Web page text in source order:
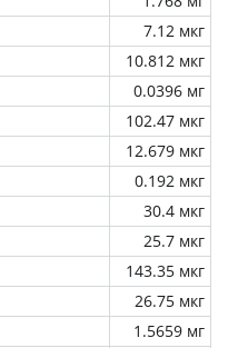
7.12 мкг
10.812 мкг
0.0396 мг
102.47 мкг
12.679 мкг
0.192 мкг
30.4 мкг
25.7 мкг
143.35 мкг
26.75 мкг
1.5659 мг